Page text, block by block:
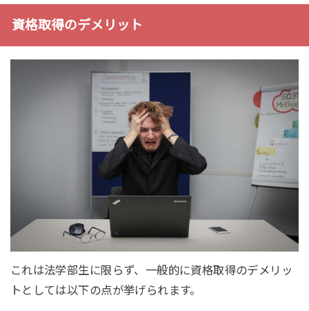
資格取得のデメリット
これは法学部生に限らず、一般的に資格取得のデメリッ
トとしては以下の点が挙げられます。